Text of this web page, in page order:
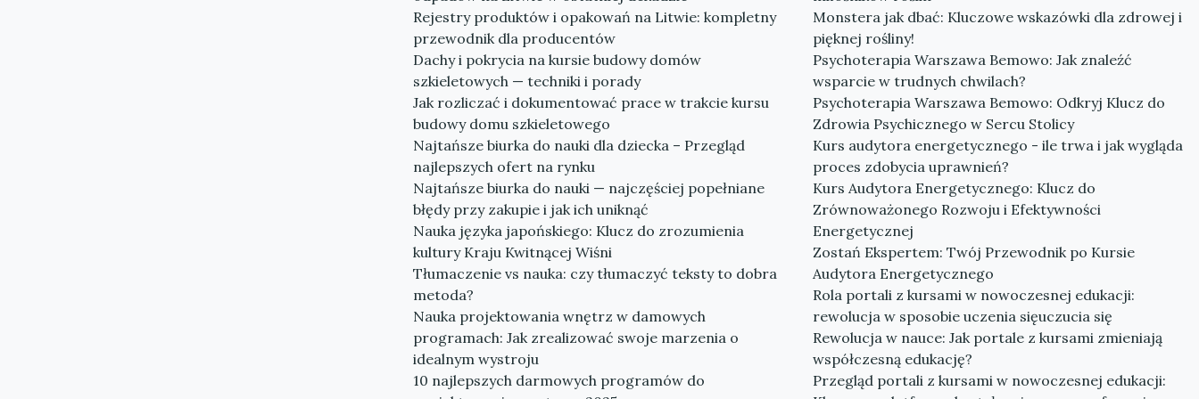
Rejestry produktów i opakowań na Litwie: kompletny
przewodnik dla producentów
Dachy i pokrycia na kursie budowy domów
szkieletowych — techniki i porady
Jak rozliczać i dokumentować prace w trakcie kursu
budowy domu szkieletowego
Najtańsze biurka do nauki dla dziecka – Przegląd
najlepszych ofert na rynku
Najtańsze biurka do nauki — najczęściej popełniane
błędy przy zakupie i jak ich uniknąć
Nauka języka japońskiego: Klucz do zrozumienia
kultury Kraju Kwitnącej Wiśni
Tłumaczenie vs nauka: czy tłumaczyć teksty to dobra
metoda?
Nauka projektowania wnętrz w damowych
programach: Jak zrealizować swoje marzenia o
idealnym wystroju
10 najlepszych darmowych programów do
Monstera jak dbać: Kluczowe wskazówki dla zdrowej i
pięknej rośliny!
Psychoterapia Warszawa Bemowo: Jak znaleźć
wsparcie w trudnych chwilach?
Psychoterapia Warszawa Bemowo: Odkryj Klucz do
Zdrowia Psychicznego w Sercu Stolicy
Kurs audytora energetycznego - ile trwa i jak wygląda
proces zdobycia uprawnień?
Kurs Audytora Energetycznego: Klucz do
Zrównoważonego Rozwoju i Efektywności
Energetycznej
Zostań Ekspertem: Twój Przewodnik po Kursie
Audytora Energetycznego
Rola portali z kursami w nowoczesnej edukacji:
rewolucja w sposobie uczenia sięuczucia się
Rewolucja w nauce: Jak portale z kursami zmieniają
współczesną edukację?
Przegląd portali z kursami w nowoczesnej edukacji: